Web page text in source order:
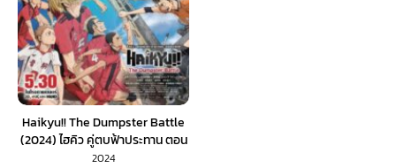
Haikyu!! The Dumpster Battle
(2024) ไฮคิว คู่ตบฟ้าประทาน ตอน
ศึกที่กองขยะ
2024